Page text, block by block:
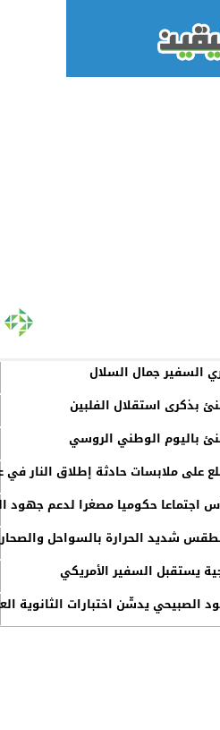
السفير جمال السلال
بذكرى استقلال الفلبين
باليوم الوطني الروسي
على ملابسات حادثة إطلاق النار في
اجتماعا حكوميا مصغرا لدعم جهود
شديد الحرارة بالسواحل
يستقبل السفير الأمريكي
يدشّن اختبارات الثانوية